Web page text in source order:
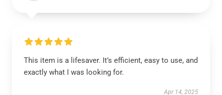
This item is a lifesaver. It’s efficient, easy to use, and
exactly what I was looking for.
Apr 14, 2025